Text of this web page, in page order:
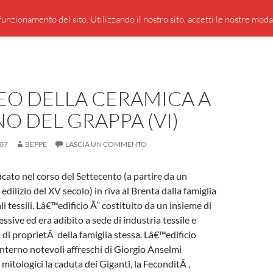
PRESENTAZIONE DI GIUSEPPE BORSOI
DELLA CERAMICA A
DEL GRAPPA (VI)
BEPPE LASCIA UN COMMENTO
nel corso del Settecento (a partire da un
del XV secolo) in riva al Brenta dalla famiglia
tessili. Lâ€™edificio Ã¨ costituito da un insieme di
ed era adibito a sede di industria tessile e
di proprietÃ della famiglia stessa. Lâ€™edificio
notevoli affreschi di Giorgio Anselmi
la caduta dei Giganti, la FeconditÃ ,
del sito. Utilizzando il nostro sito, accetti le nostre